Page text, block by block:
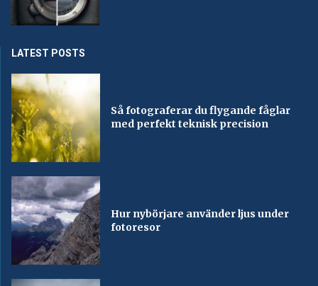
LATEST POSTS
Så fotograferar du flygande fåglar
med perfekt teknisk precision
Hur nybörjare använder ljus under
fotoresor